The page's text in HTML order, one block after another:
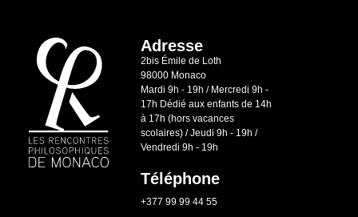
Adresse
2bis Émile de Loth
98000 Monaco
Mardi 9h - 19h / Mercredi 9h -
17h Dédié aux enfants de 14h
à 17h (hors vacances
scolaires) / Jeudi 9h - 19h /
Vendredi 9h - 19h
Téléphone
+377 99 99 44 55